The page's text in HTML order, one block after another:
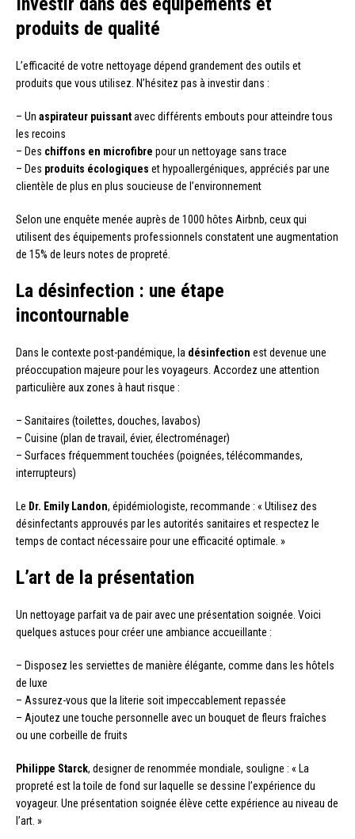
produits de qualité
L’efficacité de votre nettoyage dépend grandement des outils et
produits que vous utilisez. N’hésitez pas à investir dans :
– Un aspirateur puissantavec différents embouts pour atteindre tous
les recoins
– Des chiffons en microfibre pour un nettoyage sans trace
– Des produits écologiques et hypoallergéniques, appréciés par une
clientèle de plus en plus soucieuse de l’environnement
Selon une enquête menée auprès de 1000 hôtes Airbnb, ceux qui
utilisent des équipements professionnels constatent une augmentation
de 15% de leurs notes de propreté.
La désinfection : une étape
incontournable
Dans le contexte post-pandémique, la désinfection est devenue une
préoccupation majeure pour les voyageurs. Accordez une attention
particulière aux zones à haut risque :
– Sanitaires (toilettes, douches, lavabos)
– Cuisine (plan de travail, évier, électroménager)
– Surfaces fréquemment touchées (poignées, télécommandes,
interrupteurs)
Le Dr. Emily Landon, épidémiologiste, recommande : « Utilisez des
désinfectants approuvés par les autorités sanitaires et respectez le
temps de contact nécessaire pour une efficacité optimale. »
L’art de la présentation
Un nettoyage parfait va de pair avec une présentation soignée. Voici
quelques astuces pour créer une ambiance accueillante :
– Disposez les serviettes de manière élégante, comme dans les hôtels
de luxe
– Assurez-vous que la literie soit impeccablement repassée
– Ajoutez une touche personnelle avec un bouquet de fleurs fraîches
ou une corbeille de fruits
Philippe Starck, designer de renommée mondiale, souligne : « La
propreté est la toile de fond sur laquelle se dessine l’expérience du
voyageur. Une présentation soignée élève cette expérience au niveau de
l’art. »